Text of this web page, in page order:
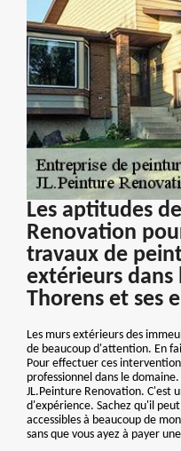
Les aptitudes
Renovation
travaux de
extérieurs dans
Thorens et ses
Les murs extérieurs des
de beaucoup d'attention. En
Pour effectuer ces
professionnel dans le
JL.Peinture Renovation. C'est
d'expérience. Sachez qu'il
accessibles à beaucoup de
sans que vous ayez à payer